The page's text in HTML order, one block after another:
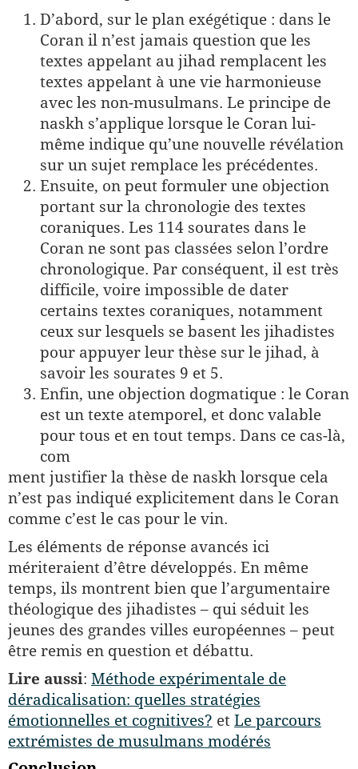
D’abord, sur le plan exégétique : dans le
Coran il n’est jamais ques­tion que les
textes appelant au jihad remplacent les
textes appelant à une vie harmonieuse
avec les non-musulmans. Le principe de
naskh s’applique lorsque le Coran lui-
même indique qu’une nou­velle révélation
sur un sujet remplace les précédentes.
Ensuite, on peut formuler une objection
portant sur la chronologie des textes
coraniques. Les 114 sourates dans le
Coran ne sont pas classées selon l’ordre
chronologique. Par conséquent, il est très
dif­ficile, voire impossible de dater
certains textes coraniques, notam­ment
ceux sur lesquels se basent les jihadistes
pour appuyer leur thèse sur le jihad, à
savoir les sourates 9 et 5.
Enfin, une objection dogmatique : le Coran
est un texte atemporel, et donc valable
pour tous et en tout temps. Dans ce cas-là,
com­
ment justifier la thèse de naskh lorsque cela
n’est pas indiqué expli­citement dans le Coran
comme c’est le cas pour le vin.
Les éléments de réponse avancés ici
mériteraient d’être développés. En même
temps, ils montrent bien que l’argumentaire
théologique des jihadistes – qui séduit les
jeunes des grandes villes européennes – peut
être remis en question et débattu.
Lire aussi: Méthode expérimentale de
déradicalisation: quelles stratégies
émotionnelles et cognitives? et Le parcours
extrémistes de musulmans modérés